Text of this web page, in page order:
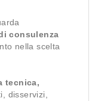
consulenza
nella scelta
tecnica,
disservizi,